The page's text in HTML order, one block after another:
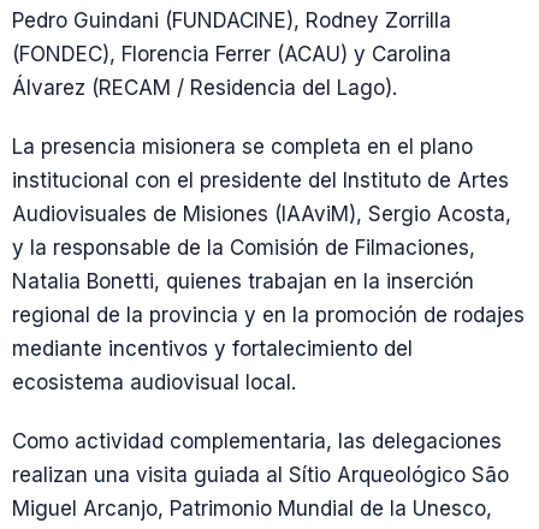
Pedro Guindani (FUNDACINE), Rodney Zorrilla
(FONDEC), Florencia Ferrer (ACAU) y Carolina
Álvarez (RECAM / Residencia del Lago).
La presencia misionera se completa en el plano
institucional con el presidente del Instituto de Artes
Audiovisuales de Misiones (IAAviM), Sergio Acosta,
y la responsable de la Comisión de Filmaciones,
Natalia Bonetti, quienes trabajan en la inserción
regional de la provincia y en la promoción de rodajes
mediante incentivos y fortalecimiento del
ecosistema audiovisual local.
Como actividad complementaria, las delegaciones
realizan una visita guiada al Sítio Arqueológico São
Miguel Arcanjo, Patrimonio Mundial de la Unesco,